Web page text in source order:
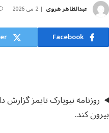
عبدالظاهر هروی 2 می 2026
Facebook
روزنامه نیویارک تایمز
بیرون کند.